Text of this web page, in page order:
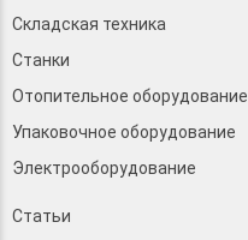
Складская техника
Станки
Отопительное оборудование
Упаковочное оборудование
Электрооборудование
Статьи